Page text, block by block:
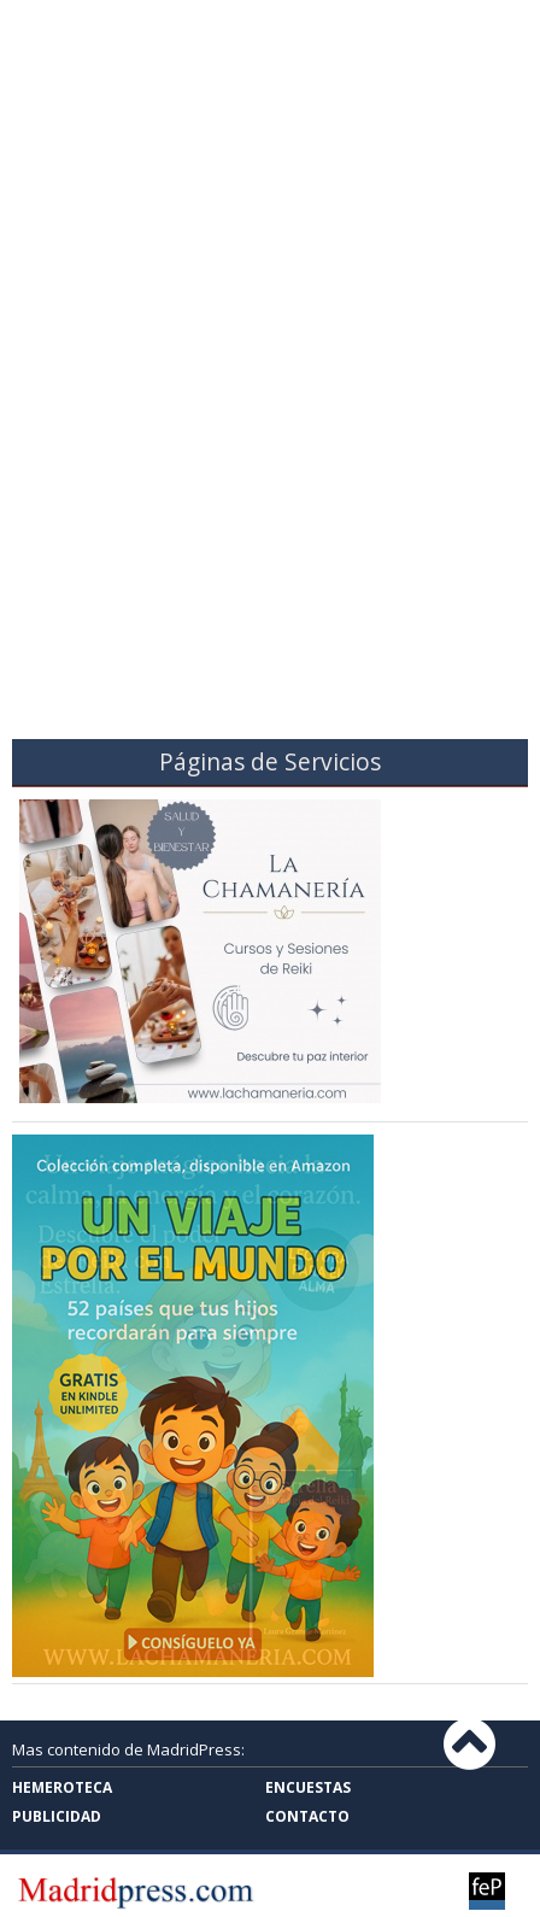
Páginas de Servicios
Mas contenido de MadridPress:
HEMEROTECA
ENCUESTAS
PUBLICIDAD
CONTACTO